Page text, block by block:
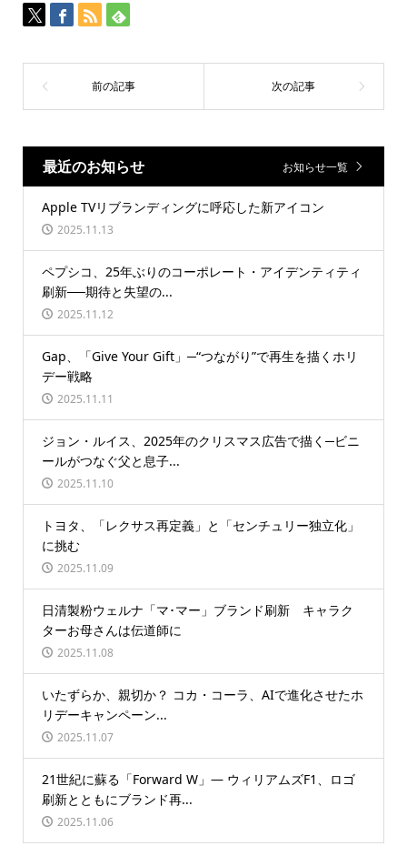
最近のお知らせ お知らせ一覧
Apple TVリブランディングに呼応した新アイコン
2025.11.13
ペプシコ、25年ぶりのコーポレート・アイデンティティ
刷新──期待と失望の...
2025.11.12
Gap、「Give Your Gift」─“つながり”で再生を描くホリ
デー戦略
2025.11.11
ジョン・ルイス、2025年のクリスマス広告で描く─ビニ
ールがつなぐ父と息子...
2025.11.10
トヨタ、「レクサス再定義」と「センチュリー独立化」
に挑む
2025.11.09
日清製粉ウェルナ「マ･マー」ブランド刷新 キャラク
ターお母さんは伝道師に
2025.11.08
いたずらか、親切か？ コカ・コーラ、AIで進化させたホ
リデーキャンペーン...
2025.11.07
21世紀に蘇る「Forward W」― ウィリアムズF1、ロゴ
刷新とともにブランド再...
2025.11.06